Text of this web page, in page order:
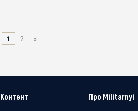
1 2 »
Контент Про Militarnyi